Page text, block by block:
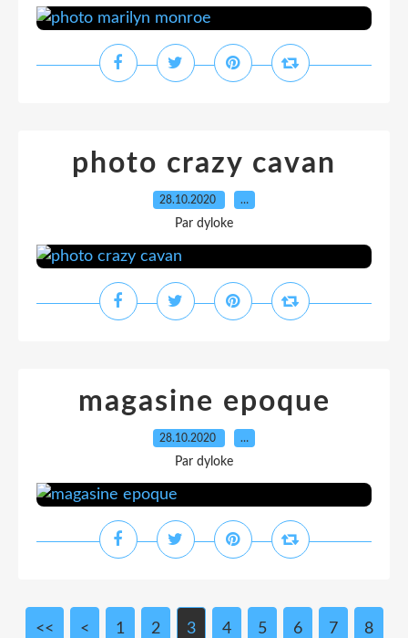
photo crazy cavan
28.10.2020 …
Par dyloke
magasine epoque
28.10.2020 …
Par dyloke
<< < 1 2 3 4 5 6 7 8